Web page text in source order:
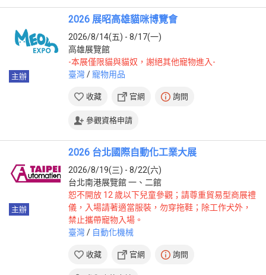
主辦
2026 展昭高雄貓咪博覽會
2026/8/14(五) - 8/17(一)
高雄展覽館
-本展僅限貓與貓奴，謝絕其他寵物進入-
臺灣/寵物用品
收藏 官網 詢問
參觀資格申請
主辦
2026 台北國際自動化工業大展
2026/8/19(三) - 8/22(六)
台北南港展覽館 一、二館
恕不開放 12 歲以下兒童參觀；請尊重貿易型商展禮
儀，入場請著適當服裝，勿穿拖鞋；除工作犬外，
禁止攜帶寵物入場。
臺灣/ 自動化機械
收藏 官網 詢問